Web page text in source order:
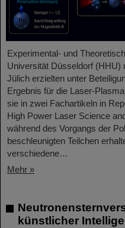
Experimental- und
Universität Düsseldorf
Jülich erzielten unter
Ergebnis für die Laser-
sie in zwei Fachartikeln in
High Power Laser Science
während des Vorgangs der
beschleunigten Teilchen
verschiedene…
Mehr »
künstlicher